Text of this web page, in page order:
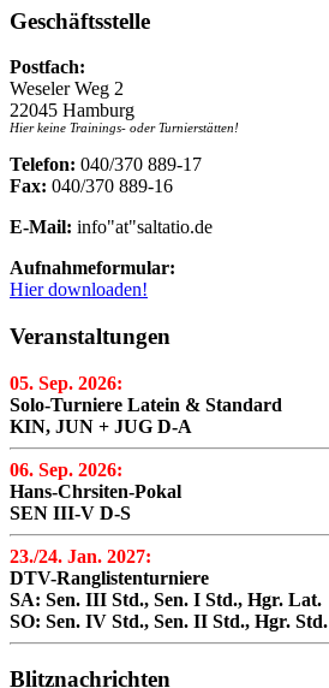
Geschäftsstelle
Postfach:
Weseler Weg 2
22045 Hamburg
Hier keine Trainings- oder Turnierstätten!
Telefon: 040/370 889-17
Fax: 040/370 889-16
E-Mail: info"at"saltatio.de
Aufnahmeformular:
Hier downloaden!
Veranstaltungen
05. Sep. 2026:
Solo-Turniere Latein & Standard
KIN, JUN + JUG D-A
06. Sep. 2026:
Hans-Chrsiten-Pokal
SEN III-V D-S
23./24. Jan. 2027:
DTV-Ranglistenturniere
SA: Sen. III Std., Sen. I Std., Hgr. Lat.
SO: Sen. IV Std., Sen. II Std., Hgr. Std.
Blitznachrichten